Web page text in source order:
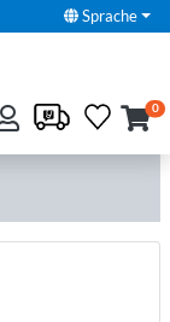
Sprache
0